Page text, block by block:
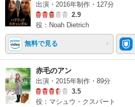
出演・2016年制作・127分
2.9
役：Noah Dietrich
無料で見る
赤毛のアン
出演・2015年制作・89分
3.5
役：マシュウ・クスバート